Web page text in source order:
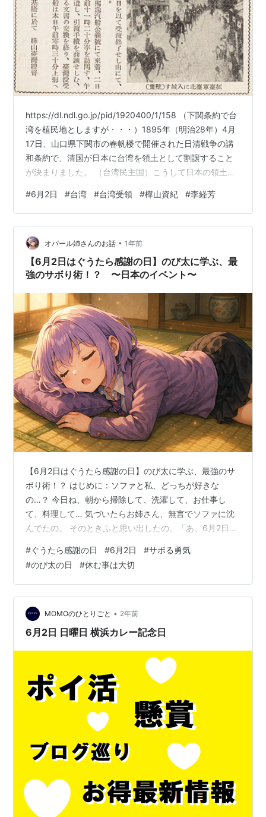
https://dl.ndl.go.jp/pid/1920400/1/158 （下関条約で台
湾を植民地としますが・・・）1895年（明治28年）4月
17日、山口県下関市の春帆楼で開催された日清戦争の講
和条約で、清国が日本に台湾を領土として割譲すること
が決まりました。 （台湾民主国）こうして日本の領土に
者には全く知らされていませんでした。そして日本の領
土になることに反発した勢力が5月23日に台湾民主国
（たいわんみんしゅこく）の独立宣言を発表します。 25
日には独立式典を実施し台湾民主国の成立を宣言しまし
たが、国際的には相手にされませんでした。 下…
#6月2日 #台湾 #台湾受領 #樺山資紀 #李経芳
オパール姉さんのお話 • 1年前
【6月2日はぐうたら感謝の日】のび太に学ぶ、最
強のサボり術！？ 〜日本のイベント〜
【6月2日はぐうたら感謝の日】のび太に学ぶ、最強のサ
ボり術！？ はじめに：ソファと私、どっちが好きな
の…？ 今日ね、朝から掃除して、洗濯して、お仕事し
て、料理して… 気づいたらお姉さん、無言でソファに沈
んでたの。 そのときふと思い出したの。「あ、6月2日っ
う、これはあの国民的マイペース代表、のび太くんがド
ラえもんの秘密道具で作った、"最高にサボってもいい
日"！ 今日だけは…そう、堂々とダラけていいのよ！(笑)
目次 1. ぐうたら感謝の日ってなに？ 2. あなたも今日だけ
は「のび太」になっていい！ 3. 実は「ぐうたら」って脳
にもいいのよ♡ …
#ぐうたら感謝の日 #6月2日 #サボる勇気
#のび太の日 #休む事は大切
MOMOのひとりごと • 2年前
6月2日 日曜日 横浜カレー記念日